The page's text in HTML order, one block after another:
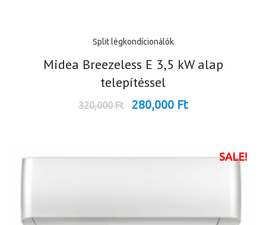
Split légkondícionálók
Midea Breezeless E 3,5 kW alap
telepítéssel
320,000Ft 280,000 Ft
SALE!